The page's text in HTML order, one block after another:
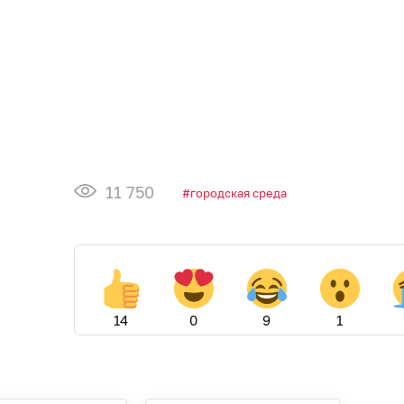
11 750 городская среда
14 0 9 1